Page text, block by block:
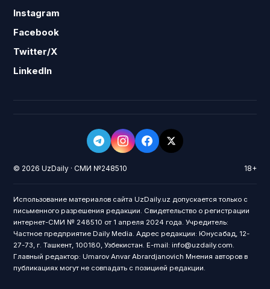
Instagram
Facebook
Twitter/X
LinkedIn
© 2026 UzDaily · СМИ №248510 18+
Использование материалов сайта UzDaily.uz допускается только с
письменного разрешения редакции. Свидетельство о регистрации
интернет-СМИ № 248510 от 1 апреля 2024 года. Учредитель:
Частное предприятие Daily Media. Адрес редакции: Юнусабад, 12-
27-73, г. Ташкент, 100180, Узбекистан. E-mail: info@uzdaily.com.
Главный редактор: Umarov Anvar Abrardjanovich Мнения авторов в
публикациях могут не совпадать с позицией редакции.